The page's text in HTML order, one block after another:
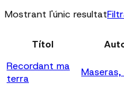
Mostrant l'únic resultat
Títol
Recordant ma
terra
Maseras,